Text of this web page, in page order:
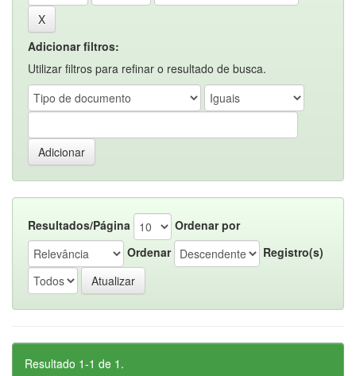
Adicionar filtros:
Utilizar filtros para refinar o resultado de busca.
Resultados/Página
Ordenar por
Ordenar
Registro(s)
Resultado 1-1 de 1.